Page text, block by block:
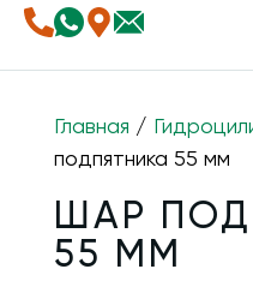
Главная /
подпятника 55 мм
ШАР
55 ММ